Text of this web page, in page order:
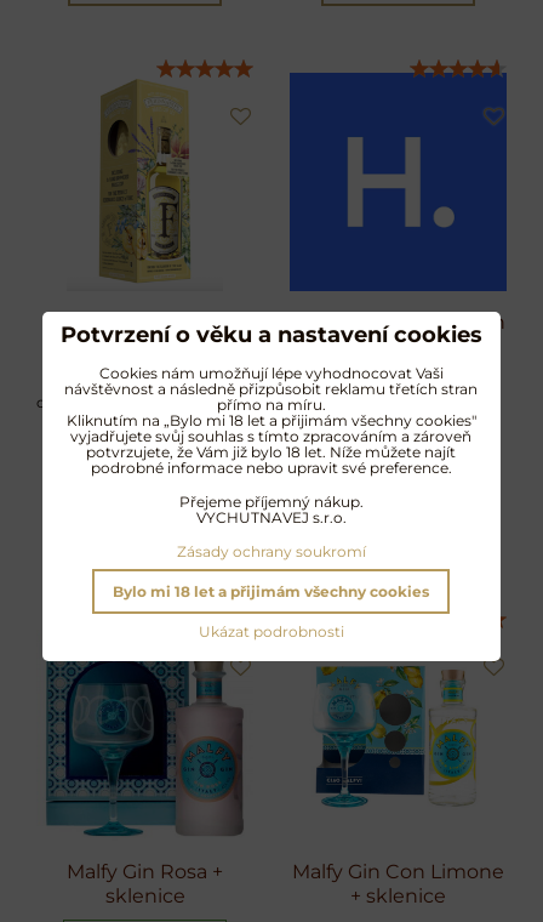
Ferdinands Saar
Quince + plecháček
Elegantní ovocný gin s
charakterem čerstvých kdoulí
a jemně nasládlou dochutí v
dárkovém balení
1140 Kčs DPH
Koktejlový balíček Gin
B2B Handlíř
EXKLUZIVNĚ
Dárkové balení japonského
ginu s luxusní sklenicí Moser
3050 Kčs DPH
Malfy Gin Rosa +
sklenice
Malfy Gin Con Limone
+ sklenice
Potvrzení o věku a nastavení cookies
Cookies nám umožňují lépe vyhodnocovat Vaši
návštěvnost a následně přizpůsobit reklamu třetích stran
přímo na míru.
Kliknutím na „Bylo mi 18 let a přijimám všechny cookies"
vyjadřujete svůj souhlas s tímto zpracováním a zároveň
potvrzujete, že Vám již bylo 18 let. Níže můžete najít
podrobné informace nebo upravit své preference.
Přejeme příjemný nákup.
VYCHUTNAVEJ s.r.o.
Zásady ochrany soukromí
Ukázat podrobnosti
Bylo mi 18 let a přijimám všechny cookies